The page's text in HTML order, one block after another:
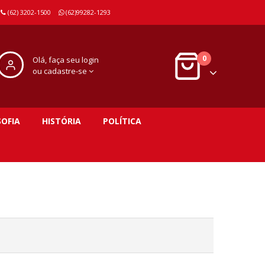
(62) 3202-1500 (62)99282-1293
Olá, faça seu login
ou cadastre-se
0
HISTÓRIA POLÍTICA